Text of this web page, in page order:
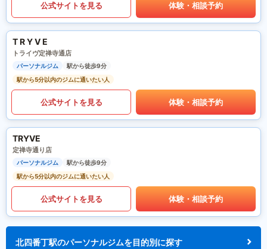
公式サイトを見る 体験・相談予約
T R Y V E
トライヴ定禅寺通店
パーソナルジム
駅から徒歩9分
駅から5分以内のジムに通いたい人
公式サイトを見る 体験・相談予約
TRYVE
定禅寺通り店
パーソナルジム
駅から徒歩9分
駅から5分以内のジムに通いたい人
公式サイトを見る 体験・相談予約
北四番丁駅のパーソナルジムを目的別に探す